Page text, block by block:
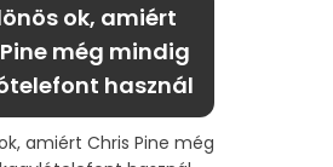
ok, amiért
még mindig
használ
amiért Chris Pine még